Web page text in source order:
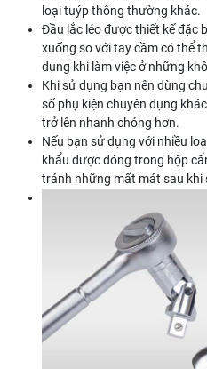
loại tuýp thông thường khác.
Đầu lắc léo được thiết kế đặc
xuống so với tay cầm có thể
dụng khi làm việc ở những
Khi sử dụng bạn nên dùng
số phụ kiện chuyên dụng
trở lên nhanh chóng hơn.
Nếu bạn sử dụng với nhiều
khẩu được đóng trong hộp
tránh những mất mát sau khi